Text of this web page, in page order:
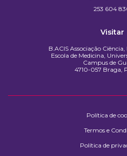
253 604
Visitar
B.ACIS Associação
Escola de Medicina,
Campus de
4710-057 Braga,
Política de
Termos e
Política de